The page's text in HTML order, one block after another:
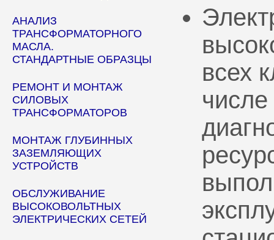
АНАЛИЗ
ТРАНСФОРМАТОРНОГО
МАСЛА.
СТАНДАРТНЫЕ ОБРАЗЦЫ
РЕМОНТ И МОНТАЖ
СИЛОВЫХ
ТРАНСФОРМАТОРОВ
МОНТАЖ ГЛУБИННЫХ
ЗАЗЕМЛЯЮЩИХ
УСТРОЙСТВ
ОБСЛУЖИВАНИЕ
ВЫСОКОВОЛЬТНЫХ
ЭЛЕКТРИЧЕСКИХ СЕТЕЙ
всех